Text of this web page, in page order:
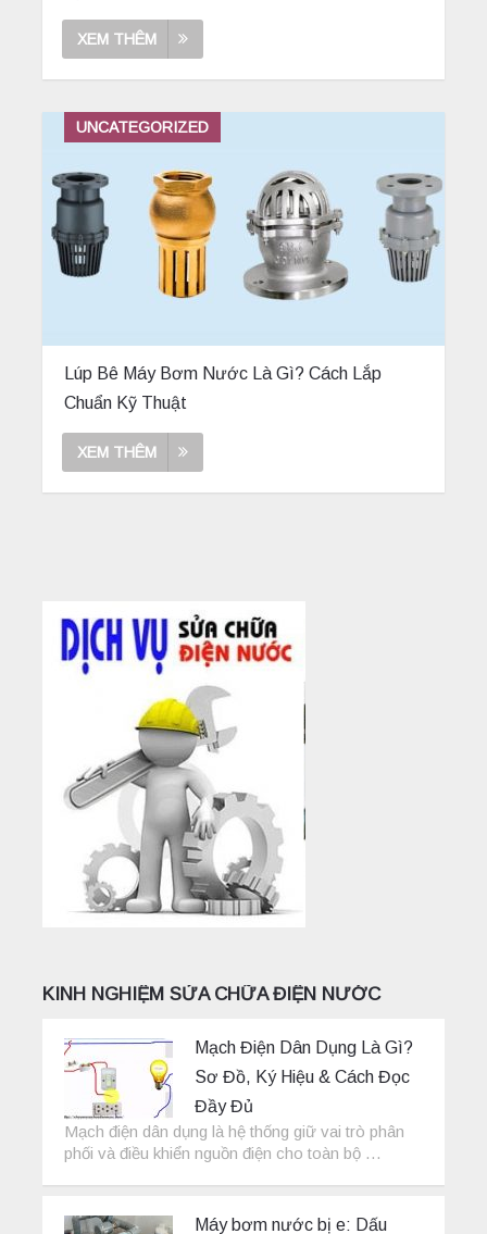
XEM THÊM
UNCATEGORIZED
Lúp Bê Máy Bơm Nước Là Gì? Cách Lắp
Chuẩn Kỹ Thuật
XEM THÊM
KINH NGHIỆM SỬA CHỮA ĐIỆN NƯỚC
Mạch Điện Dân Dụng Là Gì?
Sơ Đồ, Ký Hiệu & Cách Đọc
Đầy Đủ
Mạch điện dân dụng là hệ thống giữ vai trò phân
phối và điều khiển nguồn điện cho toàn bộ …
Máy bơm nước bị e: Dấu